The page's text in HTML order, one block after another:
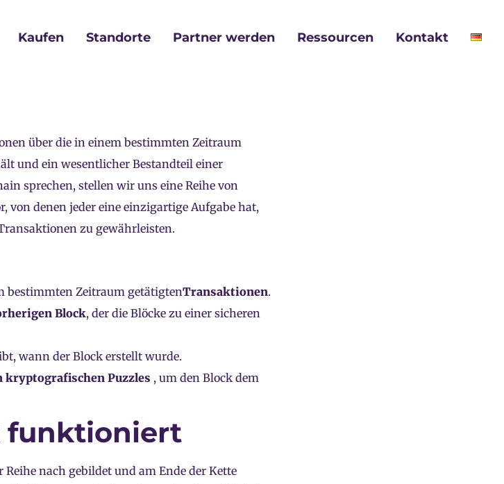
Kaufen Standorte Partner werden Ressourcen Kontakt
über die in einem bestimmten Zeitraum
und ein wesentlicher Bestandteil einer
sprechen, stellen wir uns eine Reihe von
von denen jeder eine einzigartige Aufgabe hat,
zu gewährleisten.
bestimmten Zeitraum getätigtenTransaktionen.
Block, der die Blöcke zu einer sicheren
wann der Block erstellt wurde.
kryptografischen Puzzles , um den Block dem
funktioniert
nach gebildet und am Ende der Kette